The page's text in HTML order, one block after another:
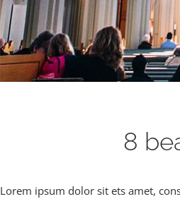
8
Lorem ipsum dolor sit ets amet,